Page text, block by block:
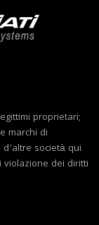
proprietari;
marchi di
società qui
dei diritti